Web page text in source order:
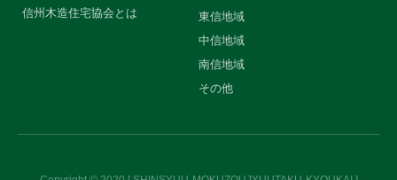
信州木造住宅協会とは
東信地域
中信地域
南信地域
その他